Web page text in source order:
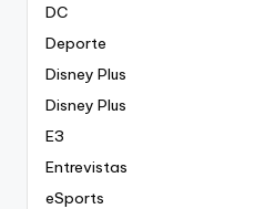
DC
Deporte
Disney Plus
Disney Plus
E3
Entrevistas
eSports